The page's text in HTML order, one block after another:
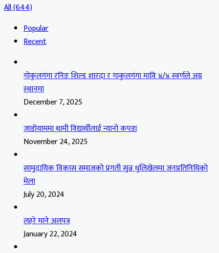
All (644)
Popular
Recent
गोकुलगंगा रनिङ शिल्ड शारदा र गाकुलगंगा मावि ४/४ स्वर्णले अग्र
स्थानमा
December 7, 2025
जाडोयाममा थामी विद्यार्थीलाई न्यानो कपडा
November 24, 2025
सामुदायिक विकास समाजको प्रगती सुन्न धुलिखेलमा जनप्रतिनिधिको
मेला
July 20, 2024
लहरे माने अलपत्र
January 22, 2024